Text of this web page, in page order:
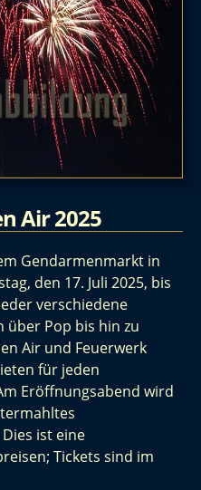
Air 2025
Gendarmenmarkt in
den 17. Juli 2025, bis
verschiedene
über Pop bis hin zu
Air und Feuerwerk
für jeden
Eröffnungsabend wird
ist eine
Tickets sind im